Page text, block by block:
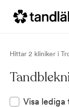
Hittar 2 kliniker i
Visa lediga